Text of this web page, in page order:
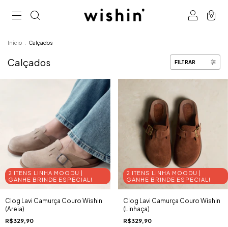
0
Início Calçados
Calçados FILTRAR
2 ITENS LINHA MOODU |
GANHE BRINDE ESPECIAL!
Clog Lavi Camurça Couro Wishin
(Areia)
R$329,90
2 ITENS LINHA MOODU |
GANHE BRINDE ESPECIAL!
Clog Lavi Camurça Couro Wishin
(Linhaça)
R$329,90